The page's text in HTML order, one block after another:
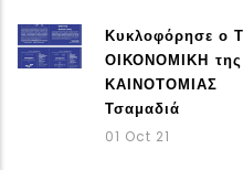
Κυκλοφόρησε ο
ΟΙΚΟΝΟΜΙΚΗ
Τσαμαδιά
01 Oct 21